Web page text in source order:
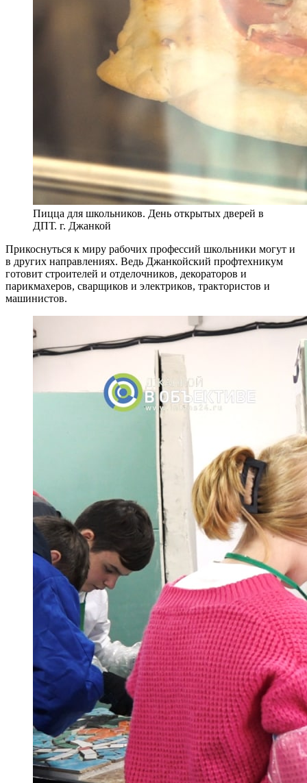
Пицца для школьников. День открытых дверей в
ДПТ. г. Джанкой
Прикоснуться к миру рабочих профессий школьники могут и
в других направлениях. Ведь Джанкойский профтехникум
готовит строителей и отделочников, декораторов и
парикмахеров, сварщиков и электриков, трактористов и
машинистов.